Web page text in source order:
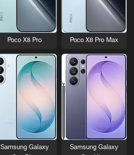
Poco X8 Pro Max
Poco X8 Pro
Samsung Galaxy
Samsung Galaxy